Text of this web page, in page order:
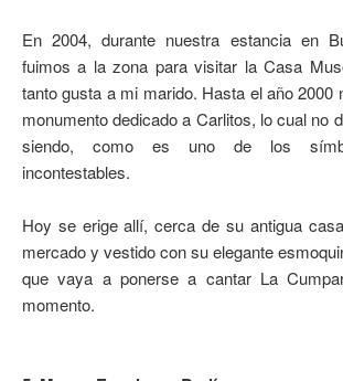
En 2004, durante nuestra estancia en
fuimos a la zona para visitar la Casa
tanto gusta a mi marido. Hasta el año 2000
monumento dedicado a Carlitos, lo cual no
siendo, como es uno de los
incontestables.
Hoy se erige allí, cerca de su antigua
mercado y vestido con su elegante
que vaya a ponerse a cantar La
momento.